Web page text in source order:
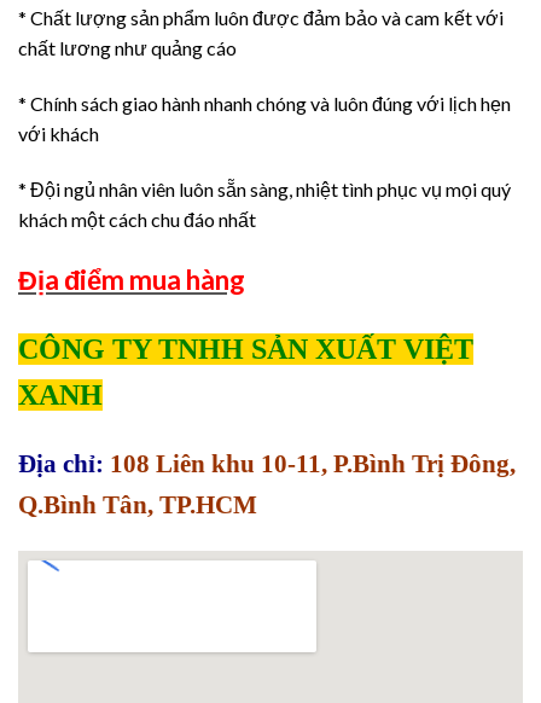
* Chất lượng sản phẩm luôn được đảm bảo và cam kết với
chất lương như quảng cáo
* Chính sách giao hành nhanh chóng và luôn đúng với lịch hẹn
với khách
* Đội ngủ nhân viên luôn sẵn sàng, nhiệt tình phục vụ mọi quý
khách một cách chu đáo nhất
Địa điểm mua hàng
CÔNG TY TNHH SẢN XUẤT VIỆT
XANH
Địa chỉ: 108 Liên khu 10-11, P.Bình Trị Đông,
Q.Bình Tân, TP.HCM